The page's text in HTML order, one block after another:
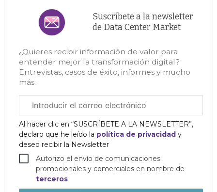
Suscríbete a la newsletter
de Data Center Market
¿Quieres recibir información de valor para
entender mejor la transformación digital?
Entrevistas, casos de éxito, informes y mucho
más.
electrónico
corporativo
Al hacer clic en “SUSCRÍBETE A LA NEWSLETTER”,
declaro que he leído la política de privacidad y
deseo recibir la Newsletter
Autorizo el envío de comunicaciones
promocionales y comerciales en nombre de
terceros